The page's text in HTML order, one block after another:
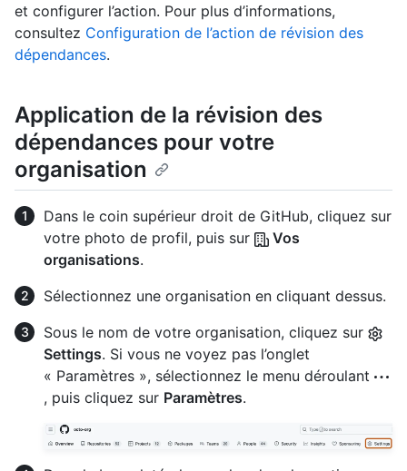
et configurer l’action. Pour plus d’informations,
consultez Configuration de l’action de révision des
dépendances.
Application de la révision des
dépendances pour votre
organisation
Dans le coin supérieur droit de GitHub, cliquez sur
votre photo de profil, puis sur
Vos
organisations.
Sélectionnez une organisation en cliquant dessus.
Sous le nom de votre organisation, cliquez sur
Settings. Si vous ne voyez pas l’onglet
« Paramètres », sélectionnez le menu déroulant
, puis cliquez sur Paramètres.